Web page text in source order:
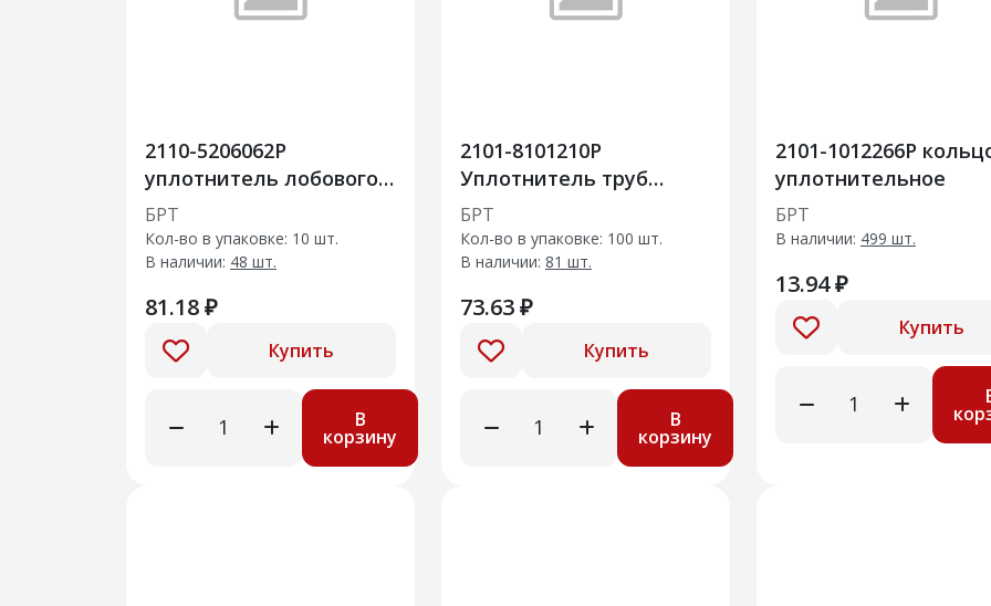
2110-5206062Р
уплотнитель лобового
стекла нижний
БРТ
Кол-во в упаковке: 10 шт.
В наличии: 48 шт.
81.18 ₽
Купить
В
корзину
2101-8101210Р
Уплотнитель труб
радиатора отопителя в
сборе
БРТ
Кол-во в упаковке: 100 шт.
В наличии: 81 шт.
73.63 ₽
Купить
В
корзину
2101-1012266Р
уплотнительное
БРТ
В наличии: 499 шт.
13.94 ₽
Купить